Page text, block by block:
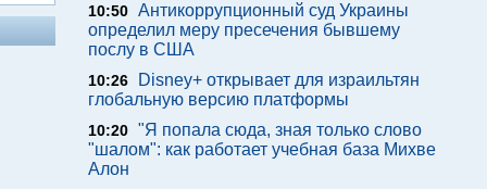
10:50 Антикоррупционный суд Украины
определил меру пресечения бывшему
послу в США
10:26
Disney+ открывает для израильтян
глобальную версию платформы
10:20 "Я попала сюда, зная только слово
"шалом": как работает учебная база Михве
Алон